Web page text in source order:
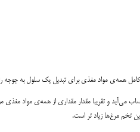
همه‌ی مواد مغذی برای تبدیل یک سلول به جوجه